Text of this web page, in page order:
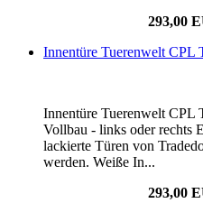
293,00
Innentüre Tuerenwelt CPL
Innentüre Tuerenwelt CPL
Vollbau - links oder rechts
lackierte Türen von
werden. Weiße In...
293,00